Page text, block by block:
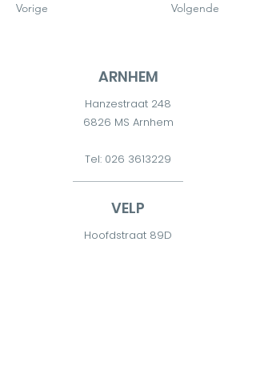
Vorige Volgende
ARNHEM
Hanzestraat 248
6826 MS Arnhem
Tel: 026 3613229
VELP
Hoofdstraat 89D